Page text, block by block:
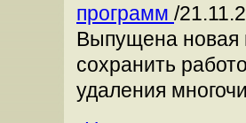
программ /
Выпущена новая
сохранить
удаления